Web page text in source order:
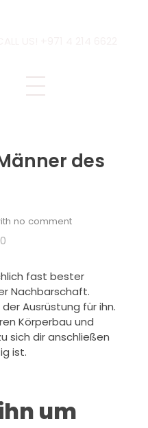
des
no comment
0
fast bester
Nachbarschaft.
Ausrüstung für ihn.
Körperbau und
sich dir anschließen
ist.
um